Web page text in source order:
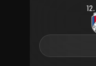
12.